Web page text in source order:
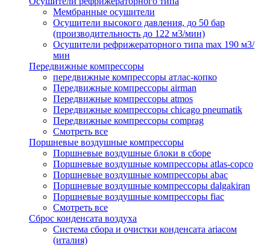
Мембранные осушители
Осушители высокого давления, до 50 бар
(производительность до 122 м3/мин)
Осушители рефрижераторного типа max 190 м3/
мин
Передвижные компрессоры
передвижные компрессоры атлас-копко
Передвижные компрессоры airman
Передвижные компрессоры atmos
Передвижные компрессоры chicago pneumatik
Передвижные компрессоры comprag
Смотреть все
Поршневые воздушные компрессоры
Поршневые воздушные блоки в сборе
Поршневые воздушные компрессоры atlas-copco
Поршневые воздушные компрессоры abac
Поршневые воздушные компрессоры dalgakiran
Поршневые воздушные компрессоры fiac
Смотреть все
Сброс конденсата воздуха
Система сбора и очистки конденсата ariacом
(италия)